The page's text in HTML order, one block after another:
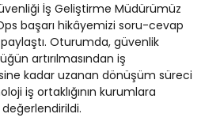
İş Geliştirme Müdürümüz
başarı hikâyemizi soru-cevap
Oturumda, güvenlik
artırılmasından iş
kadar uzanan dönüşüm süreci
iş ortaklığının kurumlara